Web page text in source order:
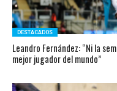
DESTACADOS
Leandro Fernández: “Ni la
mejor jugador del mundo”